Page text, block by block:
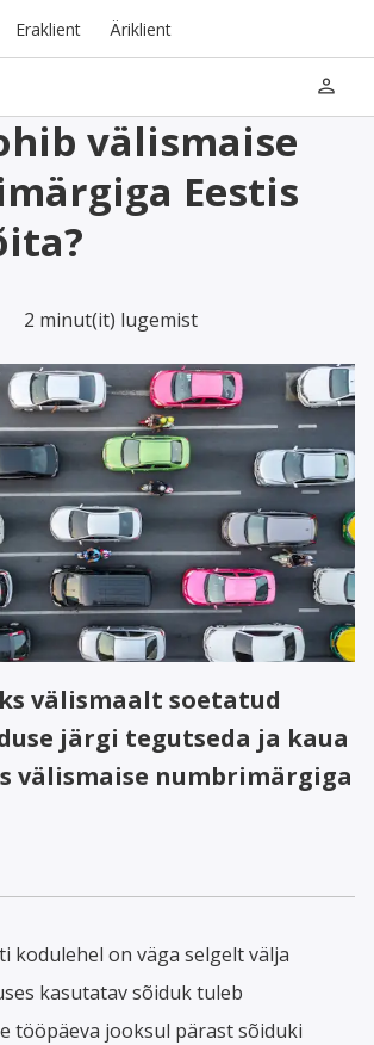
Eraklient Äriklient
person
välismaise
Eestis
2 minut(it) lugemist
välismaalt soetatud
järgi tegutseda ja kaua
välismaise numbrimärgiga
kodulehel on väga selgelt välja
kasutatav sõiduk tuleb
tööpäeva jooksul pärast sõiduki